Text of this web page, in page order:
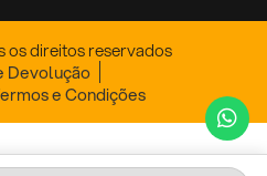
os direitos reservados
Devolução
e Condições